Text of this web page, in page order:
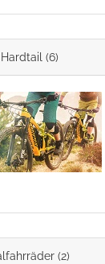
(6)
(2)